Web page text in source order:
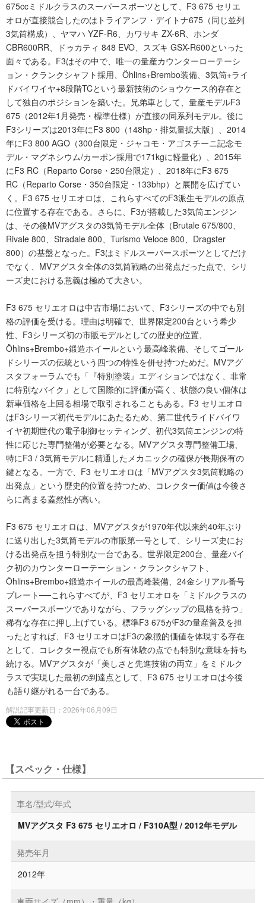
675ccミドルクラスのスーパースポーツとして、F3 675 セリエ
オロが直接競合したのはトライアンフ・デイトナ675（同じ並列
3気筒構成）、ヤマハ YZF-R6、カワサキ ZX-6R、ホンダ
CBR600RR、ドゥカティ 848 EVO、スズキ GSX-R600といった
面々である。F3はその中で、唯一の量産カウンターローテーシ
ョン・クランクシャフト採用、Öhlins+Brembo装備、3気筒+ライ
ドバイワイヤ+8段階TCという最新技術のショウケース的存在と
して独自のポジションを築いた。兄弟車として、量産モデルF3
675（2012年1月発売・標準仕様）が直接の同系列モデル。後に
F3シリーズは2013年にF3 800（148hp・排気量拡大版）、2014
年にF3 800 AGO（300台限定・ジャコモ・アゴスチーニ記念モ
デル・マグネシウム/カーボン採用で171kgに軽量化）、2015年
にF3 RC（Reparto Corse・250台限定）、2018年にF3 675
RC（Reparto Corse・350台限定・133bhp）と展開を広げてい
く。F3 675 セリエオロは、これらすべてのF3派生モデルの原点
に位置する存在である。さらに、F3が搭載した3気筒エンジン
は、その後MVアグスタの3気筒モデル全体（Brutale 675/800、
Rivale 800、Stradale 800、Turismo Veloce 800、Dragster
800）の基盤となった。F3はミドルスーパースポーツとしてだけ
でなく、MVアグスタ全体の3気筒戦略の出発点だった点で、シリ
ーズ史における意義は極めて大きい。
F3 675 セリエオロは中古市場において、F3シリーズの中でも別
格の評価を受ける。理由は明確で、世界限定200台という希少
性、F3シリーズ初の市販モデルとしての歴史的位置、
Öhlins+Brembo+鍛造ホイールという最高峰装備、そしてゴール
ドシリーズの伝統という四つの特性を併せ持つためだ。MVアグ
スタフォーラムでも「『特別塗装』エディションではなく、非常
に特別なバイク」として国際的に評価が高く、状態の良い個体は
新車価格を上回る相場で取引されることもある。F3 セリエオロ
はF3シリーズ初代モデルにあたるため、第二世代ライドバイワ
イヤ初期世代の電子制御セッティング、初代3気筒エンジンの特
性に応じた専門整備が必要となる。MVアグスタ専門整備工場、
特にF3 / 3気筒モデルに精通したメカニックの確保が長期保有の
鍵となる。一方で、F3 セリエオロは「MVアグスタ3気筒戦略の
出発点」という歴史的位置を持つため、コレクター価値は今後さ
らに高まる蓋然性が高い。
F3 675 セリエオロは、MVアグスタが1970年代以来約40年ぶり
に送り出した3気筒モデルの市販第一号として、シリーズ史にお
ける出発点を担う特別な一台である。世界限定200台、量産バイ
ク初のカウンターローテーション・クランクシャフト、
Öhlins+Brembo+鍛造ホイールの最高峰装備、24金シリアル番号
プレート──これらすべてが、F3 セリエオロを「ミドルクラスの
スーパースポーツでありながら、フラッグシップの風格を持つ」
稀有な存在に押し上げている。標準F3 675がF3の量産普及を担
ったとすれば、F3 セリエオロはF3の象徴的価値を体現する存在
として、コレクター視点でも所有体験の点でも特別な意味を持ち
続ける。MVアグスタが「美しさと先進技術の両立」をミドルク
ラスで実現した最初の到達点として、F3 675 セリエオロは今後
も語り継がれる一台である。
解説記事更新日：2026年06月09日
【スペック・仕様】
車名/型式/年式
MVアグスタ F3 675 セリエオロ / F310A型 / 2012年モデル
発売年月
2012年